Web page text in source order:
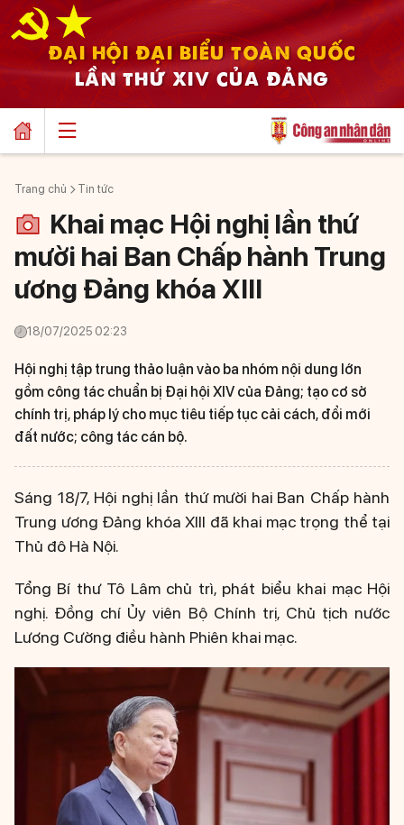
ĐẠI HỘI ĐẠI BIỂU TOÀN QUỐC
LẦN THỨ XIV CỦA ĐẢNG
Trang chủ Tin tức
Khai mạc Hội nghị lần thứ
mười hai Ban Chấp hành Trung
ương Đảng khóa XIII
18/07/2025 02:23
Hội nghị tập trung thảo luận vào ba nhóm nội dung lớn
gồm công tác chuẩn bị Đại hội XIV của Đảng; tạo cơ sở
chính trị, pháp lý cho mục tiêu tiếp tục cải cách, đổi mới
đất nước; công tác cán bộ.
Sáng 18/7, Hội nghị lần thứ mười hai Ban Chấp hành
Trung ương Đảng khóa XIII đã khai mạc trọng thể tại
Thủ đô Hà Nội.
Tổng Bí thư Tô Lâm chủ trì, phát biểu khai mạc Hội
nghị. Đồng chí Ủy viên Bộ Chính trị, Chủ tịch nước
Lương Cường điều hành Phiên khai mạc.